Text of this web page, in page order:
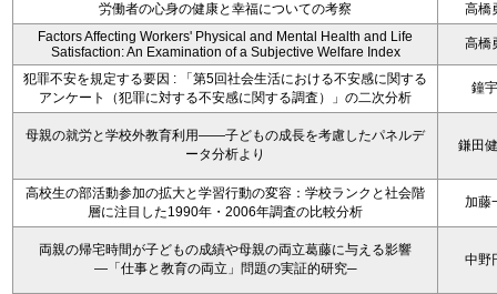
労働者の心身の健康と幸福についての考察
高橋
Factors Affecting Workers' Physical and Mental Health and Life
Satisfaction: An Examination of a Subjective Welfare Index
高橋
犯罪不安を規定する要因 : 「第5回社会生活における不安感に関する
アンケート（犯罪に対する不安感に関する調査）」の二次分析
鐘
母親の就労と学校外教育利用――子どもの成長を考慮したパネルデ
ータ分析より
鎌田
高校生の部活動参加の拡大と学習行動の変容：学校ランクと社会階
層に注目した1990年・2006年調査の比較分析
加藤
両親の帰宅時間が子どもの成績や母親の両立葛藤に与える影響
―「仕事と教育の両立」問題の実証的研究─
中野